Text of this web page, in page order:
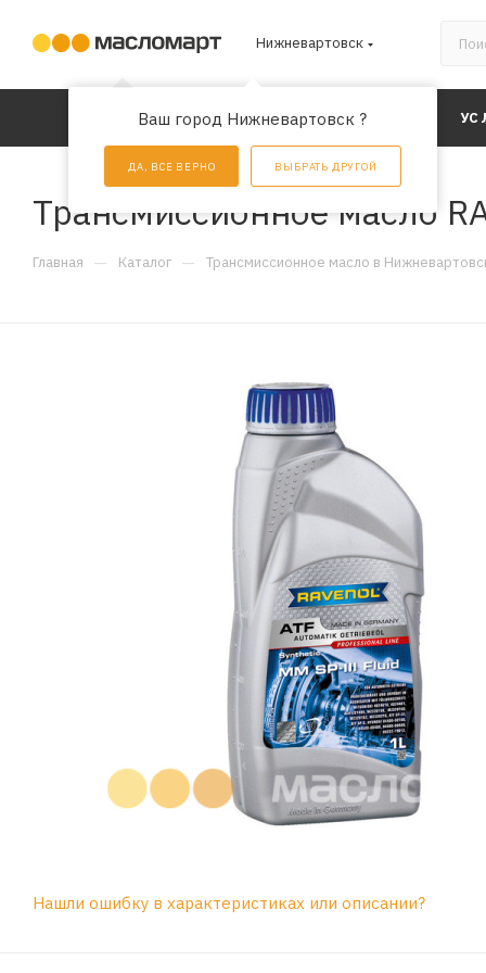
Нижневартовск
Ваш город Нижневартовск ?
ДА, ВСЕ ВЕРНО ВЫБРАТЬ ДРУГОЙ
КАТАЛОГ АКЦИИ
Трансмиссионное масло
Главная — Каталог — Трансмиссионное масло в
Нашли ошибку в характеристиках или описании?